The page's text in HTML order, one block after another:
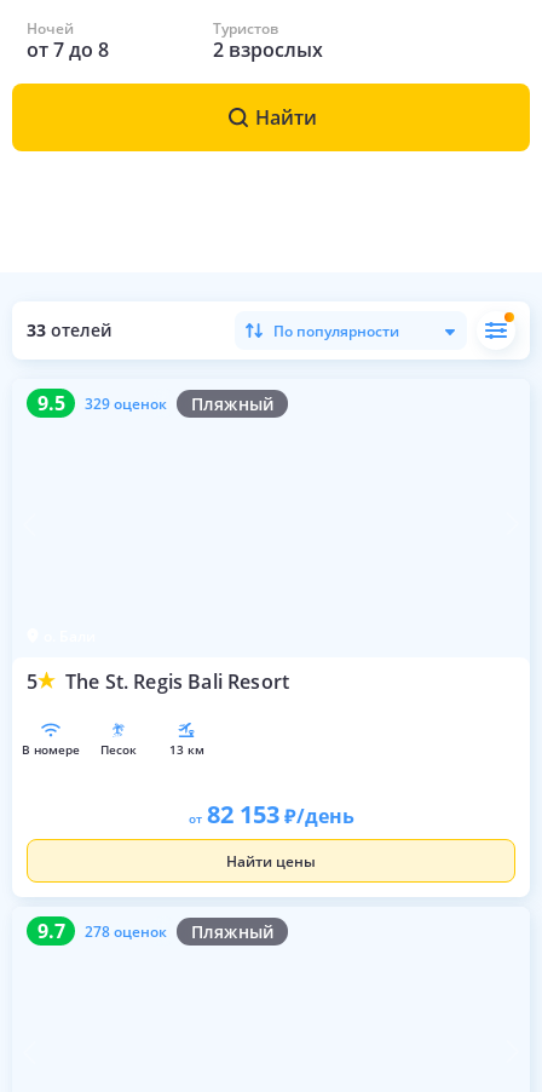
Ночей
от7до 8
Туристов
2 взрослых
Найти
33 отелей По популярности
9.5 329 оценок Пляжный
5 The St. Regis Bali Resort
9.5 329 оценок
в номере песок 13 км
от 82 153 /день
Найти цены
9.7 278 оценок Пляжный
9.7 278 оценок